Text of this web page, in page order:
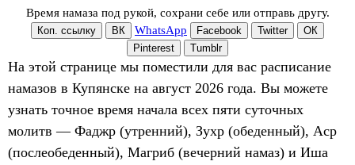
Время намаза под рукой, сохрани себе или отправь другу.
Коп. ссылку ВК WhatsApp Facebook Twitter
ОК
Pinterest
Tumblr
На этой странице мы поместили для вас расписание
намазов в Купянске на август 2026 года. Вы можете
узнать точное время начала всех пяти суточных
молитв — Фаджр (утренний), Зухр (обеденный), Аср
(послеобеденный), Магриб (вечерний намаз) и Иша